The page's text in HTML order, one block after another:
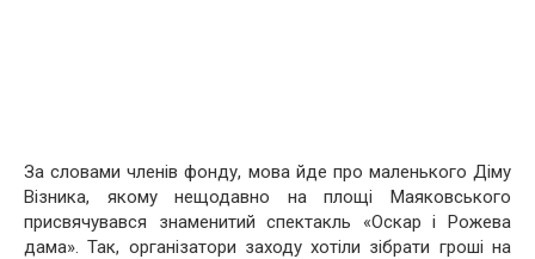
За словами членів фонду, мова йде про маленького Діму
Візника, якому нещодавно на площі Маяковського
присвячувався знаменитий спектакль «Оскар і Рожева
дама». Так, організатори заходу хотіли зібрати гроші на